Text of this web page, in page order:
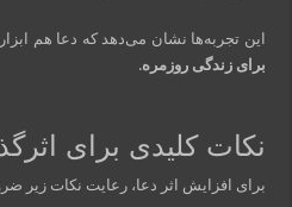
این تجربه‌ها نشان می‌دهد که دعا هم
برای زندگی روزمره.
نکات کلیدی برای
برای افزایش اثر دعا، رعایت نکات زیر